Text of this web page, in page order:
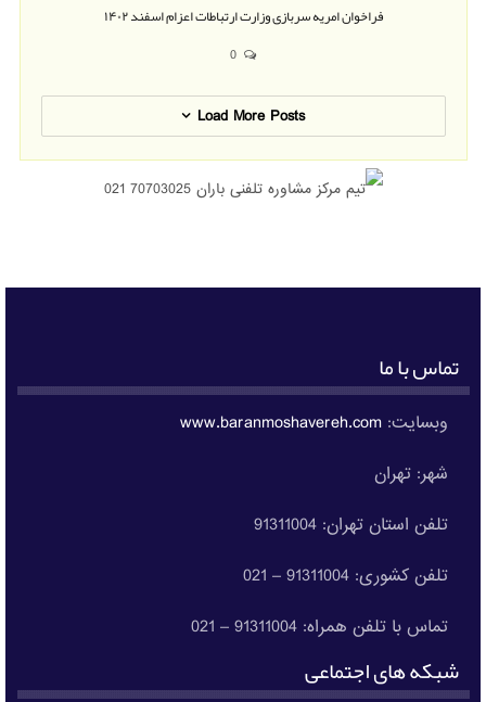
فراخوان امریه سربازی وزارت ارتباطات اعزام اسفند ۱۴۰۲
Load More Posts
تماس با ما
وبسایت:www.baranmoshavereh.com
شهر: تهران
تلفن استان تهران: 91311004
تلفن کشوری: 91311004 – 021
تماس با تلفن همراه: 91311004 – 021
شبکه های اجتماعی